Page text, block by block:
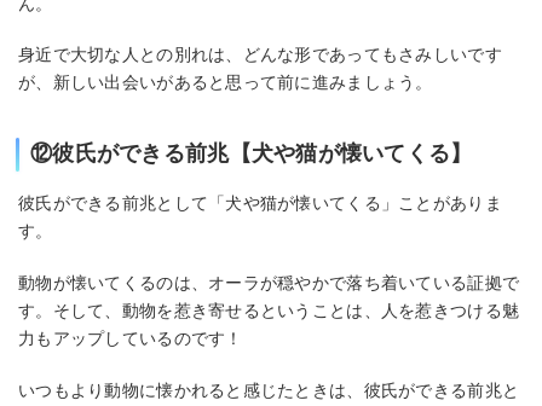
身近で大切な人との別れは、どんな形であってもさみしいです
が、新しい出会いがあると思って前に進みましょう。
⑫彼氏ができる前兆【犬や猫が懐いてくる】
彼氏ができる前兆として「犬や猫が懐いてくる」ことがありま
す。
動物が懐いてくるのは、オーラが穏やかで落ち着いている証拠で
す。そして、動物を惹き寄せるということは、人を惹きつける魅
力もアップしているのです！
いつもより動物に懐かれると感じたときは、彼氏ができる前兆と